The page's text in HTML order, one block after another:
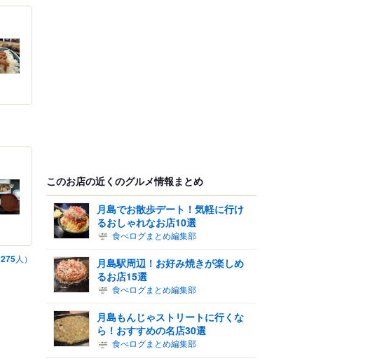
275人）
このお店の近くのグルメ情報まとめ
月島でお散歩デート！気軽に行け
るおしゃれなお店10選
食べログまとめ編集部
月島駅周辺！お好み焼きが楽しめ
るお店15選
食べログまとめ編集部
月島もんじゃストリートに行くな
ら！おすすめの名店30選
食べログまとめ編集部